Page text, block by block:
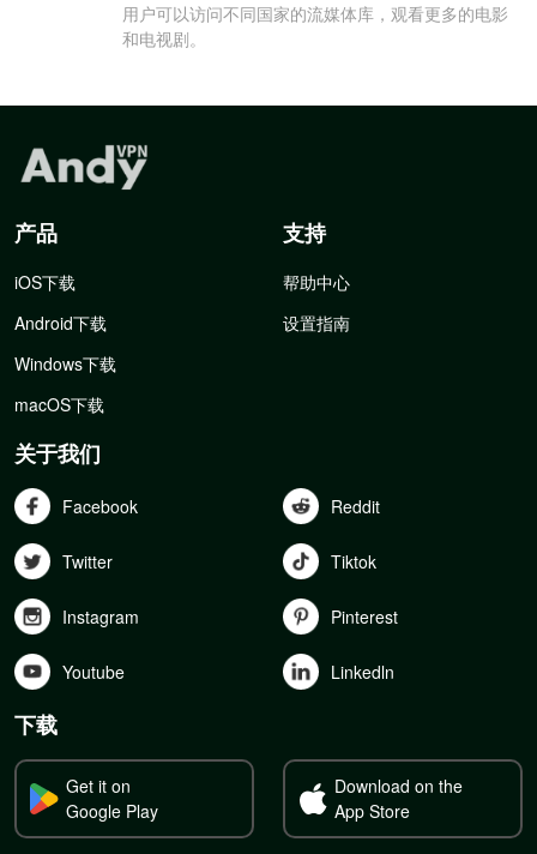
用户可以访问不同国家的流媒体库，观看更多的电影
和电视剧。
产品
iOS下载
Android下载
Windows下载
macOS下载
支持
帮助中心
设置指南
关于我们
Facebook Reddit
Twitter Tiktok
Instagram Pinterest
Youtube Linkedln
下载
Get it on
Google Play
Download on the
App Store